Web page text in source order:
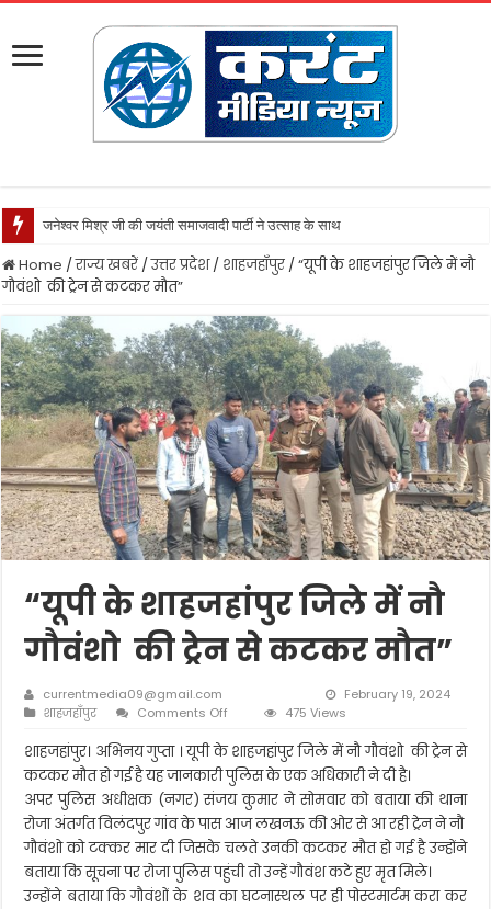
जनेश्वर मिश्र जी की जयंती समाजवादी पार्टी ने उत्साह के साथ मनायी
Home / राज्य खबरें / उत्तर प्रदेश/ शाहजहाँपुर / “यूपी के शाहजहांपुर जिले में नौ
गौवंशो की ट्रेन से कटकर मौत”
“यूपी के शाहजहांपुर जिले में नौ
गौवंशो की ट्रेन से कटकर मौत”
currentmedia09@gmail.com
February 19, 2024
शाहजहाँपुर
Comments Off
के
शाहजहांपुर
जिले
में
नौ
गौवंशो
की
ट्रेन
से
475 Views
शाहजहांपुर। अभिनय गुप्ता । यूपी के शाहजहांपुर जिले में नौ गौवंशो की ट्रेन से
कटकर मौत हो गई है यह जानकारी पुलिस के एक अधिकारी ने दी है।
अपर पुलिस अधीक्षक (नगर) संजय कुमार ने सोमवार को बताया की थाना
रोजा अंतर्गत विलंदपुर गांव के पास आज लखनऊ की ओर से आ रही ट्रेन ने नौ
गौवंशो को टक्कर मार दी जिसके चलते उनकी कटकर मौत हो गई है उन्होंने
बताया कि सूचना पर रोजा पुलिस पहुंची तो उन्हें गौवंश कटे हुए मृत मिले।
उन्होंने बताया कि गौवंशों के शव का घटनास्थल पर ही पोस्टमार्टम करा कर